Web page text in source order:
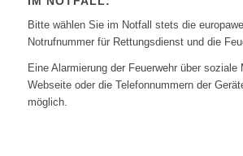
Bitte wählen Sie im Notfall stets die
Notrufnummer für Rettungsdienst und die
Eine Alarmierung der Feuerwehr über soziale
Webseite oder die Telefonnummern der
möglich.